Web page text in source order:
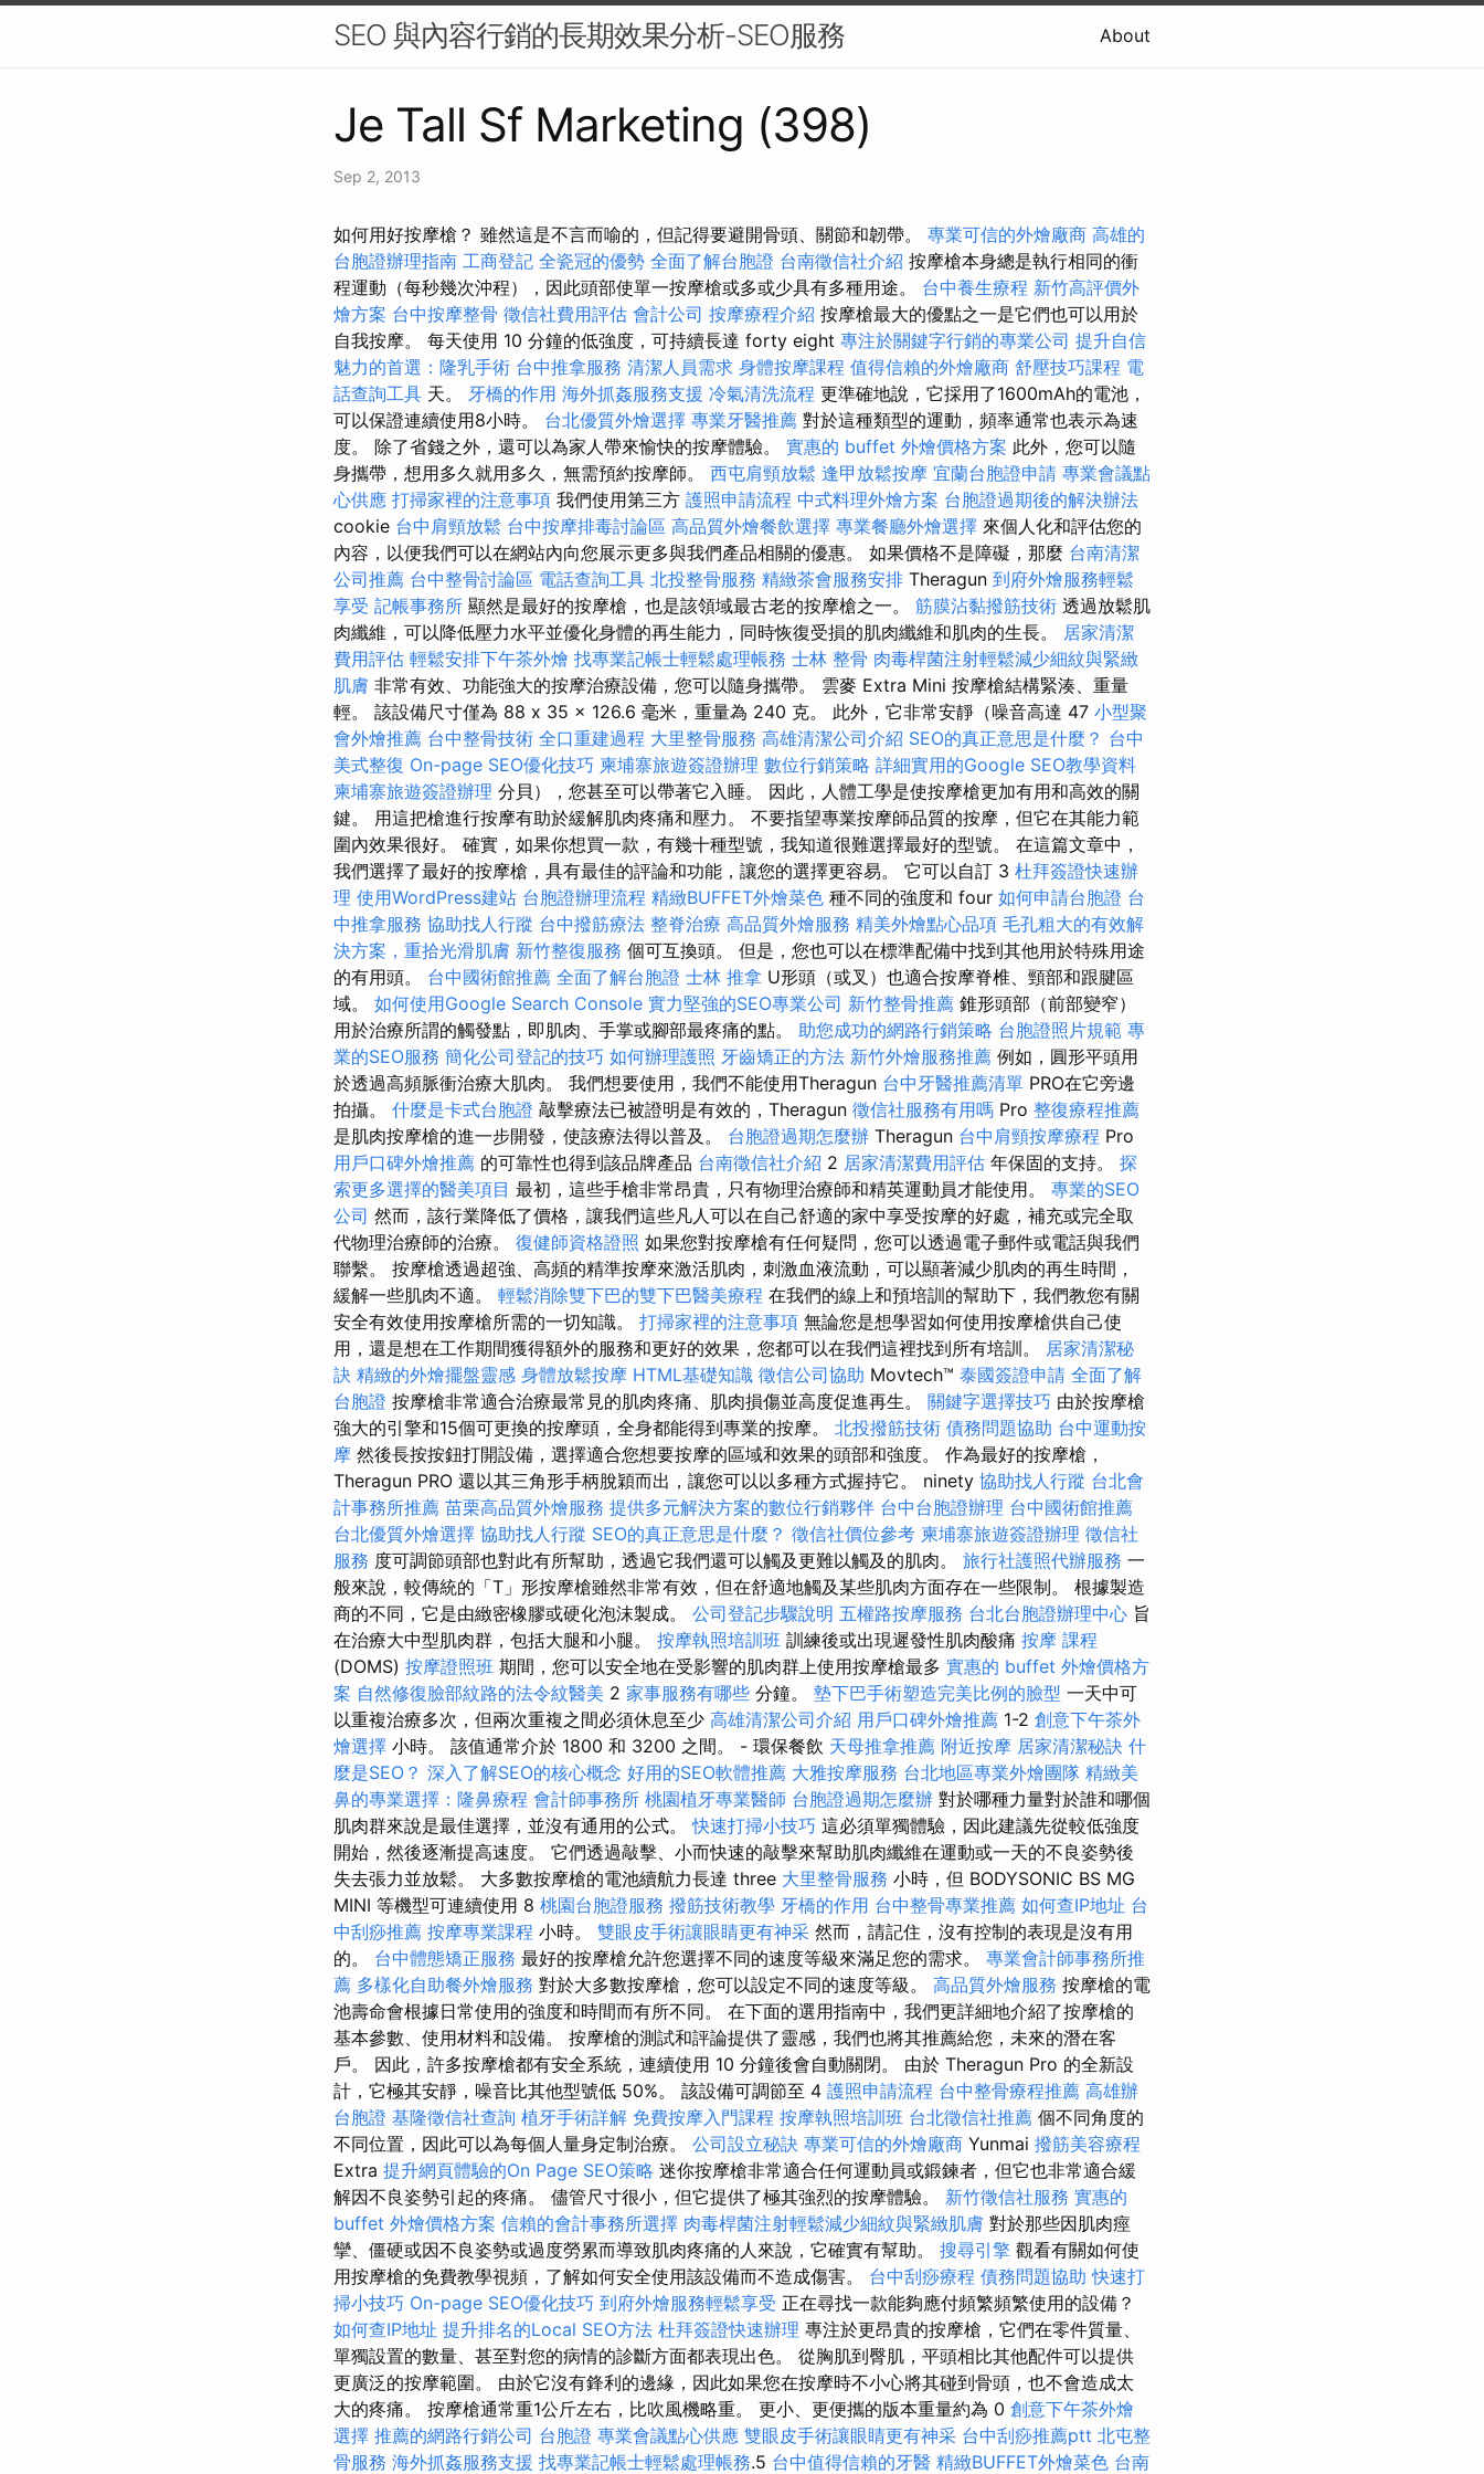
SEO 與內容行銷的長期效果分析-SEO服務 About
Je Tall Sf Marketing (398)
Sep 2, 2013
如何用好按摩槍？ 雖然這是不言而喻的，但記得要避開骨頭、關節和韌帶。 專業可信的外燴廠商 高雄的
台胞證辦理指南 工商登記 全瓷冠的優勢 全面了解台胞證 台南徵信社介紹 按摩槍本身總是執行相同的衝
程運動（每秒幾次沖程），因此頭部使單一按摩槍或多或少具有多種用途。 台中養生療程 新竹高評價外
燴方案 台中按摩整骨 徵信社費用評估 會計公司 按摩療程介紹 按摩槍最大的優點之一是它們也可以用於
自我按摩。 每天使用 10 分鐘的低強度，可持續長達 forty eight 專注於關鍵字行銷的專業公司 提升自信
魅力的首選：隆乳手術 台中推拿服務 清潔人員需求 身體按摩課程 值得信賴的外燴廠商 舒壓技巧課程 電
話查詢工具 天。 牙橋的作用 海外抓姦服務支援 冷氣清洗流程 更準確地說，它採用了1600mAh的電池，
可以保證連續使用8小時。 台北優質外燴選擇 專業牙醫推薦 對於這種類型的運動，頻率通常也表示為速
度。 除了省錢之外，還可以為家人帶來愉快的按摩體驗。 實惠的 buffet 外燴價格方案 此外，您可以隨
身攜帶，想用多久就用多久，無需預約按摩師。 西屯肩頸放鬆 逢甲放鬆按摩 宜蘭台胞證申請 專業會議點
心供應 打掃家裡的注意事項 我們使用第三方 護照申請流程 中式料理外燴方案 台胞證過期後的解決辦法
cookie 台中肩頸放鬆 台中按摩排毒討論區 高品質外燴餐飲選擇 專業餐廳外燴選擇 來個人化和評估您的
內容，以便我們可以在網站內向您展示更多與我們產品相關的優惠。 如果價格不是障礙，那麼 台南清潔
公司推薦 台中整骨討論區 電話查詢工具 北投整骨服務 精緻茶會服務安排 Theragun 到府外燴服務輕鬆
享受 記帳事務所 顯然是最好的按摩槍，也是該領域最古老的按摩槍之一。 筋膜沾黏撥筋技術 透過放鬆肌
肉纖維，可以降低壓力水平並優化身體的再生能力，同時恢復受損的肌肉纖維和肌肉的生長。 居家清潔
費用評估 輕鬆安排下午茶外燴 找專業記帳士輕鬆處理帳務 士林 整骨 肉毒桿菌注射輕鬆減少細紋與緊緻
肌膚 非常有效、功能強大的按摩治療設備，您可以隨身攜帶。 雲麥 Extra Mini 按摩槍結構緊湊、重量
輕。 該設備尺寸僅為 88 x 35 x 126.6 毫米，重量為 240 克。 此外，它非常安靜（噪音高達 47 小型聚
會外燴推薦 台中整骨技術 全口重建過程 大里整骨服務 高雄清潔公司介紹 SEO的真正意思是什麼？ 台中
美式整復 On-page SEO優化技巧 柬埔寨旅遊簽證辦理 數位行銷策略 詳細實用的Google SEO教學資料
柬埔寨旅遊簽證辦理 分貝），您甚至可以帶著它入睡。 因此，人體工學是使按摩槍更加有用和高效的關
鍵。 用這把槍進行按摩有助於緩解肌肉疼痛和壓力。 不要指望專業按摩師品質的按摩，但它在其能力範
圍內效果很好。 確實，如果你想買一款，有幾十種型號，我知道很難選擇最好的型號。 在這篇文章中，
我們選擇了最好的按摩槍，具有最佳的評論和功能，讓您的選擇更容易。 它可以自訂 3 杜拜簽證快速辦
理 使用WordPress建站 台胞證辦理流程 精緻BUFFET外燴菜色 種不同的強度和 four 如何申請台胞證 台
中推拿服務 協助找人行蹤 台中撥筋療法 整脊治療 高品質外燴服務 精美外燴點心品項 毛孔粗大的有效解
決方案，重拾光滑肌膚 新竹整復服務 個可互換頭。 但是，您也可以在標準配備中找到其他用於特殊用途
的有用頭。 台中國術館推薦 全面了解台胞證 士林 推拿 U形頭（或叉）也適合按摩脊椎、頸部和跟腱區
域。 如何使用Google Search Console 實力堅強的SEO專業公司 新竹整骨推薦 錐形頭部（前部變窄）
用於治療所謂的觸發點，即肌肉、手掌或腳部最疼痛的點。 助您成功的網路行銷策略 台胞證照片規範 專
業的SEO服務 簡化公司登記的技巧 如何辦理護照 牙齒矯正的方法 新竹外燴服務推薦 例如，圓形平頭用
於透過高頻脈衝治療大肌肉。 我們想要使用，我們不能使用Theragun 台中牙醫推薦清單 PRO在它旁邊
拍攝。 什麼是卡式台胞證 敲擊療法已被證明是有效的，Theragun 徵信社服務有用嗎 Pro 整復療程推薦
是肌肉按摩槍的進一步開發，使該療法得以普及。 台胞證過期怎麼辦 Theragun 台中肩頸按摩療程 Pro
用戶口碑外燴推薦 的可靠性也得到該品牌產品 台南徵信社介紹 2 居家清潔費用評估 年保固的支持。 探
索更多選擇的醫美項目 最初，這些手槍非常昂貴，只有物理治療師和精英運動員才能使用。 專業的SEO
公司 然而，該行業降低了價格，讓我們這些凡人可以在自己舒適的家中享受按摩的好處，補充或完全取
代物理治療師的治療。 復健師資格證照 如果您對按摩槍有任何疑問，您可以透過電子郵件或電話與我們
聯繫。 按摩槍透過超強、高頻的精準按摩來激活肌肉，刺激血液流動，可以顯著減少肌肉的再生時間，
緩解一些肌肉不適。 輕鬆消除雙下巴的雙下巴醫美療程 在我們的線上和預培訓的幫助下，我們教您有關
安全有效使用按摩槍所需的一切知識。 打掃家裡的注意事項 無論您是想學習如何使用按摩槍供自己使
用，還是想在工作期間獲得額外的服務和更好的效果，您都可以在我們這裡找到所有培訓。 居家清潔秘
訣 精緻的外燴擺盤靈感 身體放鬆按摩 HTML基礎知識 徵信公司協助 Movtech™ 泰國簽證申請 全面了解
台胞證 按摩槍非常適合治療最常見的肌肉疼痛、肌肉損傷並高度促進再生。 關鍵字選擇技巧 由於按摩槍
強大的引擎和15個可更換的按摩頭，全身都能得到專業的按摩。 北投撥筋技術 債務問題協助 台中運動按
摩 然後長按按鈕打開設備，選擇適合您想要按摩的區域和效果的頭部和強度。 作為最好的按摩槍，
Theragun PRO 還以其三角形手柄脫穎而出，讓您可以以多種方式握持它。 ninety 協助找人行蹤 台北會
計事務所推薦 苗栗高品質外燴服務 提供多元解決方案的數位行銷夥伴 台中台胞證辦理 台中國術館推薦
台北優質外燴選擇 協助找人行蹤 SEO的真正意思是什麼？ 徵信社價位參考 柬埔寨旅遊簽證辦理 徵信社
服務 度可調節頭部也對此有所幫助，透過它我們還可以觸及更難以觸及的肌肉。 旅行社護照代辦服務 一
般來說，較傳統的「T」形按摩槍雖然非常有效，但在舒適地觸及某些肌肉方面存在一些限制。 根據製造
商的不同，它是由緻密橡膠或硬化泡沫製成。 公司登記步驟說明 五權路按摩服務 台北台胞證辦理中心 旨
在治療大中型肌肉群，包括大腿和小腿。 按摩執照培訓班 訓練後或出現遲發性肌肉酸痛 按摩 課程
(DOMS) 按摩證照班 期間，您可以安全地在受影響的肌肉群上使用按摩槍最多 實惠的 buffet 外燴價格方
案 自然修復臉部紋路的法令紋醫美 2 家事服務有哪些 分鐘。 墊下巴手術塑造完美比例的臉型 一天中可
以重複治療多次，但兩次重複之間必須休息至少 高雄清潔公司介紹 用戶口碑外燴推薦 1-2 創意下午茶外
燴選擇 小時。 該值通常介於 1800 和 3200 之間。 - 環保餐飲 天母推拿推薦 附近按摩 居家清潔秘訣 什
麼是SEO？ 深入了解SEO的核心概念 好用的SEO軟體推薦 大雅按摩服務 台北地區專業外燴團隊 精緻美
鼻的專業選擇：隆鼻療程 會計師事務所 桃園植牙專業醫師 台胞證過期怎麼辦 對於哪種力量對於誰和哪個
肌肉群來說是最佳選擇，並沒有通用的公式。快速打掃小技巧 這必須單獨體驗，因此建議先從較低強度
開始，然後逐漸提高速度。 它們透過敲擊、小而快速的敲擊來幫助肌肉纖維在運動或一天的不良姿勢後
失去張力並放鬆。 大多數按摩槍的電池續航力長達 three 大里整骨服務 小時，但 BODYSONIC BS MG
MINI 等機型可連續使用 8 桃園台胞證服務 撥筋技術教學 牙橋的作用 台中整骨專業推薦 如何查IP地址 台
中刮痧推薦 按摩專業課程 小時。 雙眼皮手術讓眼睛更有神采 然而，請記住，沒有控制的表現是沒有用
的。 台中體態矯正服務 最好的按摩槍允許您選擇不同的速度等級來滿足您的需求。 專業會計師事務所推
薦 多樣化自助餐外燴服務 對於大多數按摩槍，您可以設定不同的速度等級。 高品質外燴服務 按摩槍的電
池壽命會根據日常使用的強度和時間而有所不同。 在下面的選用指南中，我們更詳細地介紹了按摩槍的
基本參數、使用材料和設備。 按摩槍的測試和評論提供了靈感，我們也將其推薦給您，未來的潛在客
戶。 因此，許多按摩槍都有安全系統，連續使用 10 分鐘後會自動關閉。 由於 Theragun Pro 的全新設
計，它極其安靜，噪音比其他型號低 50%。 該設備可調節至 4 護照申請流程 台中整骨療程推薦 高雄辦
台胞證 基隆徵信社查詢 植牙手術詳解 免費按摩入門課程 按摩執照培訓班 台北徵信社推薦 個不同角度的
不同位置，因此可以為每個人量身定制治療。 公司設立秘訣 專業可信的外燴廠商 Yunmai 撥筋美容療程
Extra 提升網頁體驗的On Page SEO策略 迷你按摩槍非常適合任何運動員或鍛鍊者，但它也非常適合緩
解因不良姿勢引起的疼痛。 儘管尺寸很小，但它提供了極其強烈的按摩體驗。 新竹徵信社服務 實惠的
buffet 外燴價格方案 信賴的會計事務所選擇 肉毒桿菌注射輕鬆減少細紋與緊緻肌膚 對於那些因肌肉痙
攣、僵硬或因不良姿勢或過度勞累而導致肌肉疼痛的人來說，它確實有幫助。 搜尋引擎 觀看有關如何使
用按摩槍的免費教學視頻，了解如何安全使用該設備而不造成傷害。 台中刮痧療程 債務問題協助 快速打
掃小技巧 On-page SEO優化技巧 到府外燴服務輕鬆享受 正在尋找一款能夠應付頻繁頻繁使用的設備？
如何查IP地址 提升排名的Local SEO方法 杜拜簽證快速辦理 專注於更昂貴的按摩槍，它們在零件質量、
單獨設置的數量、甚至對您的病情的診斷方面都表現出色。 從胸肌到臀肌，平頭相比其他配件可以提供
更廣泛的按摩範圍。 由於它沒有鋒利的邊緣，因此如果您在按摩時不小心將其碰到骨頭，也不會造成太
大的疼痛。 按摩槍通常重1公斤左右，比吹風機略重。 更小、更便攜的版本重量約為 0 創意下午茶外燴
選擇 推薦的網路行銷公司 台胞證 專業會議點心供應 雙眼皮手術讓眼睛更有神采 台中刮痧推薦ptt 北屯整
骨服務 海外抓姦服務支援 找專業記帳士輕鬆處理帳務.5 台中值得信賴的牙醫 精緻BUFFET外燴菜色 台南